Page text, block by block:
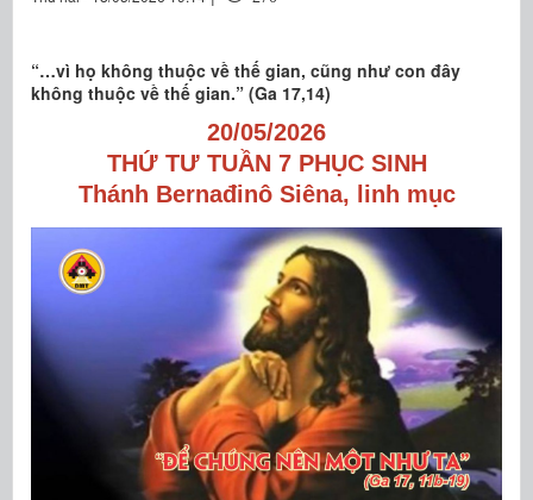
“…vì họ không thuộc về thế gian, cũng như con đây
không thuộc về thế gian.” (Ga 17,14)
20/05/2026
THỨ TƯ TUẦN 7 PHỤC SINH
Thánh BernađinôSiêna, linh mục